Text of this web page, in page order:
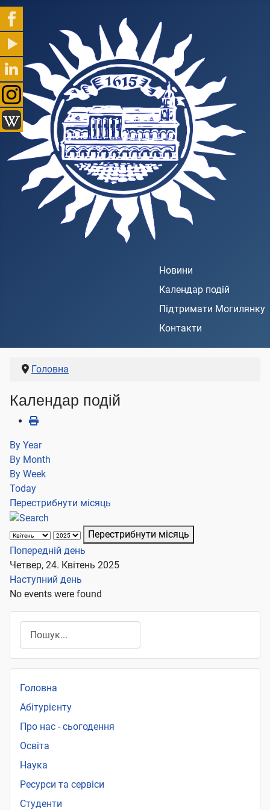
Новини
Календар подій
Підтримати Могилянку
Контакти
Головна
Календар подій
By Year
By Month
By Week
Today
Перестрибнути місяць
Перестрибнути місяць
Попередній день
Четвер, 24. Квітень 2025
Наступний день
No events were found
Головна
Абітурієнту
Про нас - сьогодення
Освіта
Наука
Ресурси та сервіси
Студенти